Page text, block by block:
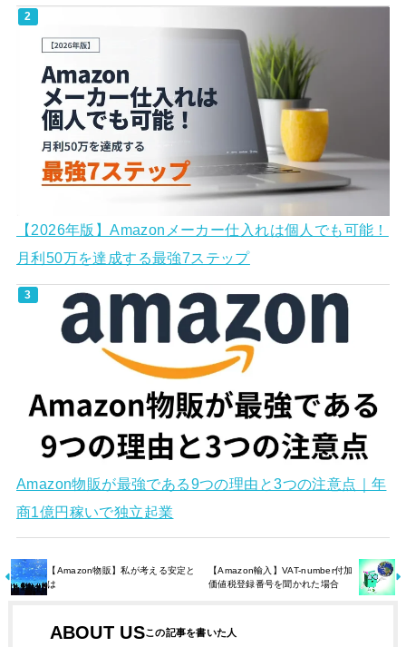
【2026年版】Amazonメーカー仕入れは個人でも可能！
月利50万を達成する最強7ステップ
Amazon物販が最強である9つの理由と3つの注意点｜年
商1億円稼いで独立起業
【Amazon物販】私が考える安定と
は
【Amazon輸入】VAT-number付加
価値税登録番号を聞かれた場合
ABOUT US